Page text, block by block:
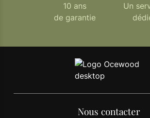
10 ans
de garantie
Un
Nous contacter